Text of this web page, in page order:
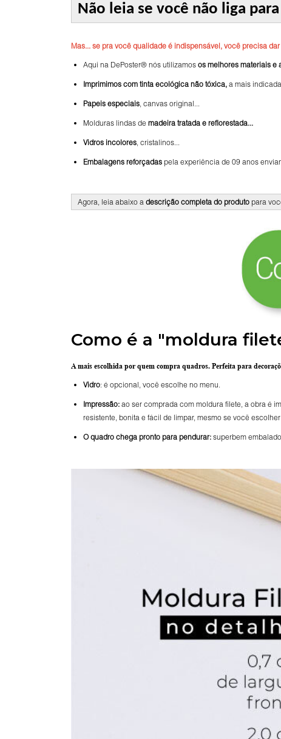
Não leia se você não liga
Mas... se pra você qualidade é indispensável, você precisa dar
Aqui na DePoster® nós utilizamos os melhores materiais e
Imprimimos com tinta ecológica não tóxica, a mais
Papeis especiais , canvas original...
Molduras lindas de madeira tratada e reflorestada...
Vidros incolores , cristalinos...
Embalagens reforçadas pela experiência de 09 anos
Agora, leia abaixo a descrição completa do produto para
Como é a "moldura
A mais escolhida por quem compra quadros. Perfeita para
Vidro: é opcional, você escolhe no menu.
Impressão: ao ser comprada com moldura filete, a obra é
resistente, bonita e fácil de limpar, mesmo se você
Oquadro chega pronto para pendurar: superbem